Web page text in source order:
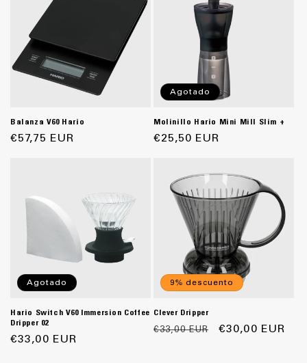
Balanza V60 Hario
Precio
€57,75 EUR
Agotado
Molinillo Hario Mini Mill Slim +
Precio
€25,50 EUR
Agotado
Hario Switch V60 Immersion Coffee
Dripper 02
Precio
€33,00 EUR
9% descuento
Clever Dripper
Precio
€33,00 EUR
Precio
€30,00 EUR